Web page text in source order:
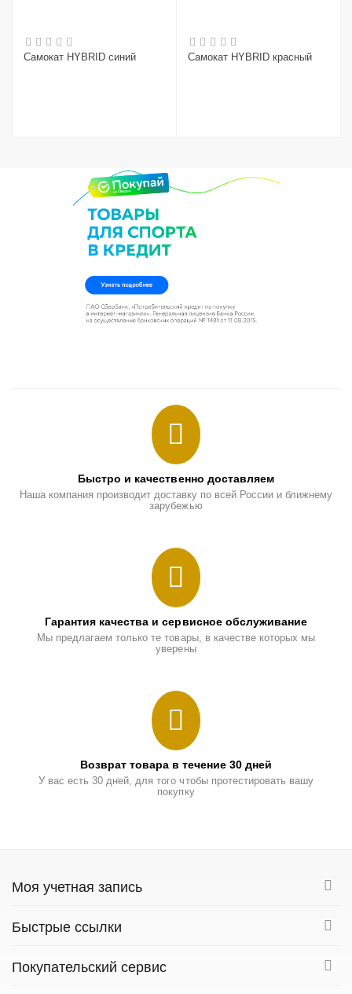
Самокат HYBRID синий Самокат HYBRID красный
Быстро и качественно доставляем
Наша компания производит доставку по всей России и ближнему
зарубежью
Гарантия качества и сервисное обслуживание
Мы предлагаем только те товары, в качестве которых мы
уверены
Возврат товара в течение 30 дней
У вас есть 30 дней, для того чтобы протестировать вашу
покупку
Моя учетная запись
Быстрые ссылки
Покупательский сервис